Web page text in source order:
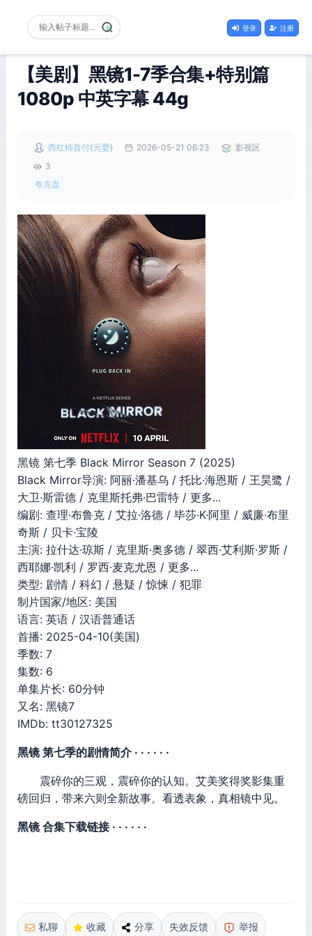
登录 注册
【美剧】黑镜1-7季合集+特别篇
1080p 中英字幕 44g
西红柿首付(元婴) 2026-05-21 06:23
影视区
3
夸克盘
黑镜 第七季 Black Mirror Season 7 (2025)
Black Mirror导演: 阿丽·潘基乌 / 托比·海恩斯 / 王昊鹭 /
大卫·斯雷德 / 克里斯托弗·巴雷特 / 更多...
编剧: 查理·布鲁克 / 艾拉·洛德 / 毕莎·K·阿里 / 威廉·布里
奇斯 / 贝卡·宝陵
主演: 拉什达·琼斯 / 克里斯·奥多德 / 翠西·艾利斯·罗斯 /
西耶娜·凯利 / 罗西·麦克尤恩 / 更多...
类型: 剧情 / 科幻 / 悬疑 / 惊悚 / 犯罪
制片国家/地区: 美国
语言: 英语 / 汉语普通话
首播: 2025-04-10(美国)
季数: 7
集数: 6
单集片长: 60分钟
又名: 黑镜7
IMDb: tt30127325
黑镜 第七季的剧情简介 · · · · · ·
震碎你的三观，震碎你的认知。艾美奖得奖影集重
磅回归，带来六则全新故事。看透表象，真相镜中见。
黑镜 合集下载链接 · · · · · ·
私聊 收藏 分享 失效反馈 举报